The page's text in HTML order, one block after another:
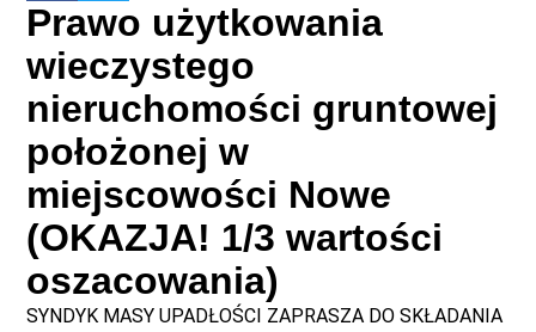
Prawo użytkowania
wieczystego
nieruchomości gruntowej
położonej w
miejscowości Nowe
(OKAZJA! 1/3 wartości
oszacowania)
SYNDYK MASY UPADŁOŚCI ZAPRASZA DO SKŁADANIA